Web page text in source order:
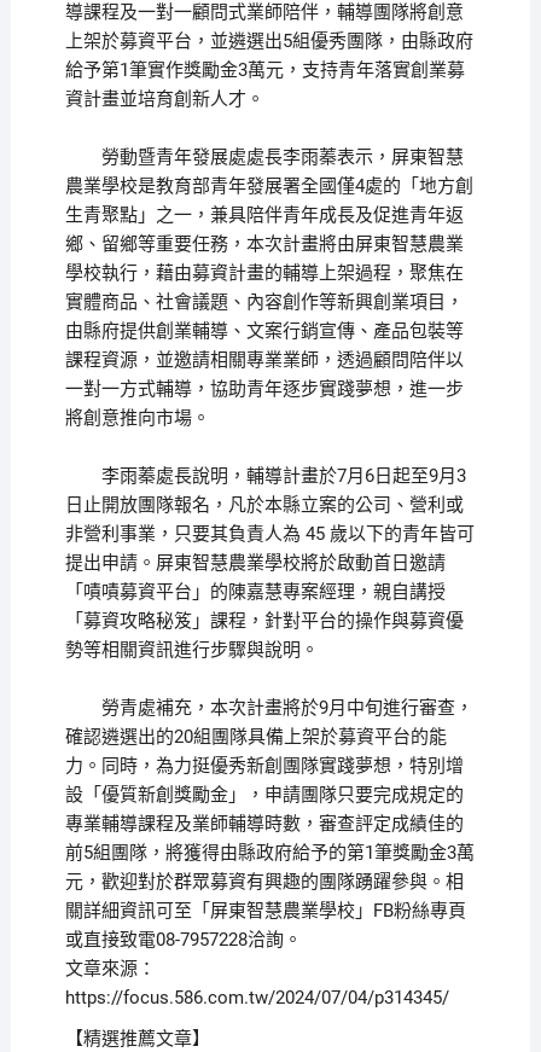
導課程及一對一顧問式業師陪伴，輔導團隊將創意
上架於募資平台，並遴選出5組優秀團隊，由縣政府
給予第1筆實作獎勵金3萬元，支持青年落實創業募
資計畫並培育創新人才。
勞動暨青年發展處處長李雨蓁表示，屏東智慧
農業學校是教育部青年發展署全國僅4處的「地方創
生青聚點」之一，兼具陪伴青年成長及促進青年返
鄉、留鄉等重要任務，本次計畫將由屏東智慧農業
學校執行，藉由募資計畫的輔導上架過程，聚焦在
實體商品、社會議題、內容創作等新興創業項目，
由縣府提供創業輔導、文案行銷宣傳、產品包裝等
課程資源，並邀請相關專業業師，透過顧問陪伴以
一對一方式輔導，協助青年逐步實踐夢想，進一步
將創意推向市場。
李雨蓁處長說明，輔導計畫於7月6日起至9月3
日止開放團隊報名，凡於本縣立案的公司、營利或
非營利事業，只要其負責人為 45 歲以下的青年皆可
提出申請。屏東智慧農業學校將於啟動首日邀請
「嘖嘖募資平台」的陳嘉慧專案經理，親自講授
「募資攻略秘笈」課程，針對平台的操作與募資優
勢等相關資訊進行步驟與說明。
勞青處補充，本次計畫將於9月中旬進行審查，
確認遴選出的20組團隊具備上架於募資平台的能
力。同時，為力挺優秀新創團隊實踐夢想，特別增
設「優質新創獎勵金」，申請團隊只要完成規定的
專業輔導課程及業師輔導時數，審查評定成績佳的
前5組團隊，將獲得由縣政府給予的第1筆獎勵金3萬
元，歡迎對於群眾募資有興趣的團隊踴躍參與。相
關詳細資訊可至「屏東智慧農業學校」FB粉絲專頁
或直接致電08-7957228洽詢。
文章來源：
https://focus.586.com.tw/2024/07/04/p314345/
【精選推薦文章】